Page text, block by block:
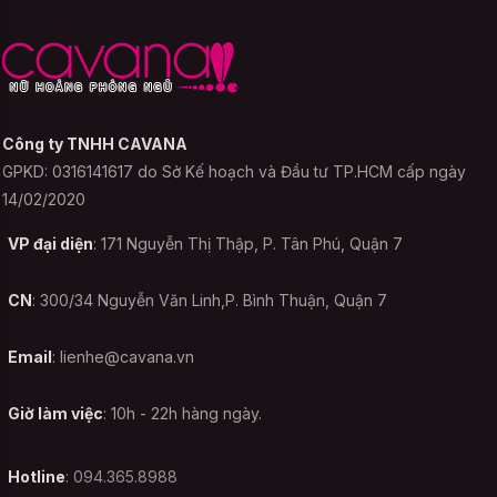
làm phong phú thêm chủng loại vải mà còn
góp phần giảm giá thành của những mẫu
này, bạn có thể giặt bằng máy nhưng để
cẩn thận cần cho vào túi giặt và sử dụng
chế độ giặt nhẹ. Với cách làm này, đồ ngủ
không bị ảnh hưởng nhiều khi cọ sát với
Phần lớn các sản phẩm đồ ngủ gợi
cảm không nên giặt bằng máy giặt
với máy giặt. Thông thường những sản
Công ty TNHH CAVANA
GPKD: 0316141617 do Sở Kế hoạch và Đầu tư TP.HCM cấp ngày
14/02/2020
VP đại diện: 171 Nguyễn Thị Thập, P. Tân Phú, Quận 7
CN: 300/34 Nguyễn Văn Linh,P. Bình Thuận, Quận 7
Email: lienhe@cavana.vn
Giờ làm việc: 10h - 22h hàng ngày.
Hotline: 094.365.8988